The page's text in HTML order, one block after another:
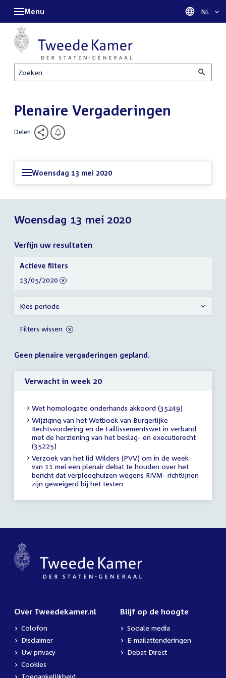
Zoeken
Menu Taal
NL
Plenaire Vergaderingen
Delen
Woensdag 13 mei 2020
Woensdag 13 mei 2020
Verfijn uw resultaten
Geen plenaire vergaderingen gepland.
Verwacht in week 20
Wet homologatie onderhands akkoord (35249)
Wijziging van het Wetboek van Burgerlijke
Rechtsvordering en de Faillissementswet in verband
met de herziening van het beslag- en executierecht
(35225)
Verzoek van het lid Wilders (PVV) om in de week
van 11 mei een plenair debat te houden over het
bericht dat verpleeghuizen wegens RIVM- richtlijnen
zijn geweigerd bij het testen
Verfijn
uw
resultaten
Actieve filters
verwijder
13/05/2020
Kies periode
Filters wissen
Over Tweedekamer.nl
Colofon
Disclaimer
Uw privacy
Cookies
Blijf op de hoogte
Sociale media
E-mailattenderingen
Debat Direct